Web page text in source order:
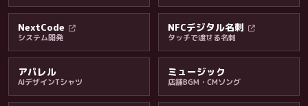
料金・保証・ご案内
NextCode
システム開発
NFCデジタル名刺
タッチで渡せる名刺
アパレル
AIデザインTシャツ
ミュージック
店舗BGM・CMソング